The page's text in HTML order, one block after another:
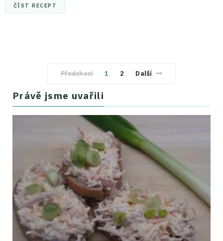
ČÍST RECEPT
Předchozí 1 2 Další
Právě jsme uvařili